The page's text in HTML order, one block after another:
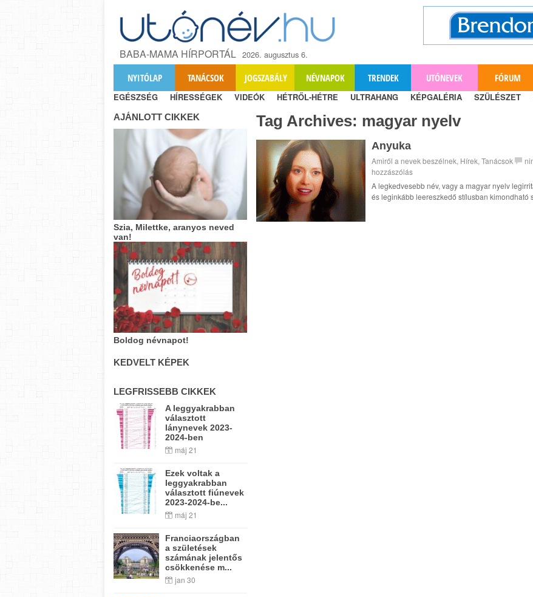
BABA-MAMA HÍRPORTÁL 2026. augusztus 6.
NYITÓLAP TANÁCSOK JOGSZABÁLY NÉVNAPOK TRENDEK UTÓNEVEK FÓRUM
EGÉSZSÉG HÍRESSÉGEK VIDEÓK HÉTRŐL-HÉTRE ULTRAHANG KÉPGALÉRIA SZÜLÉSZET
Tag Archives: magyar nyelv
Anyuka
Amiről a nevek beszélnek, Hírek, Tanácsok
hozzászólás
A legkedvesebb név, vagy a magyar nyelv
és leginkább leereszkedő stílusban kimondható
AJÁNLOTT CIKKEK
Szia, Milettke, aranyos neved
van!
Boldog névnapot!
KEDVELT KÉPEK
LEGFRISSEBB CIKKEK
A leggyakrabban
választott
lánynevek 2023-
2024-ben
máj 21
Ezek voltak a
leggyakrabban
választott fiúnevek
2023-2024-be...
máj 21
Franciaországban
a születések
számának jelentős
csökkenése m...
jan 30